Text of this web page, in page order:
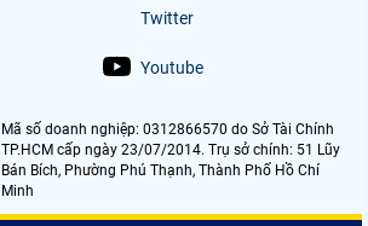
Twitter
Youtube
Mã số doanh nghiệp: 0312866570 do Sở Tài Chính
TP.HCM cấp ngày 23/07/2014. Trụ sở chính: 51 Lũy
Bán Bích, Phường Phú Thạnh, Thành Phố Hồ Chí
Minh